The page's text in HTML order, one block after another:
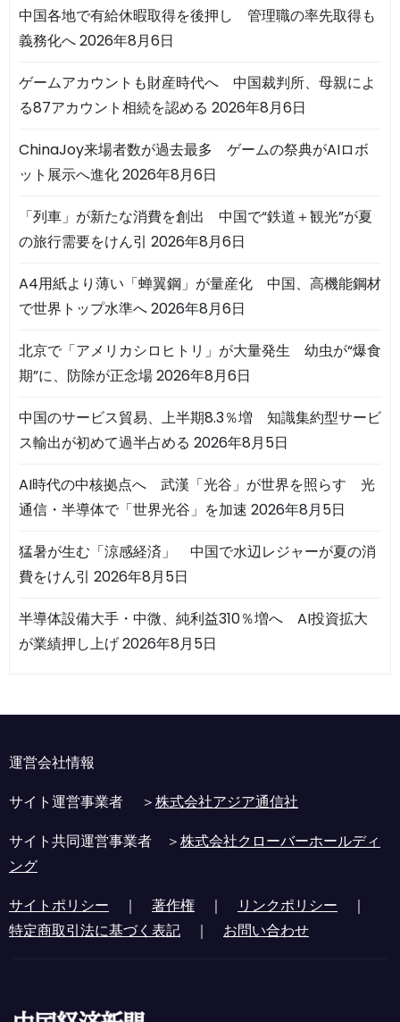
中国各地で有給休暇取得を後押し 管理職の率先取得も
義務化へ2026年8月6日
ゲームアカウントも財産時代へ 中国裁判所、母親によ
る87アカウント相続を認める 2026年8月6日
ChinaJoy来場者数が過去最多 ゲームの祭典がAIロボ
ット展示へ進化2026年8月6日
「列車」が新たな消費を創出 中国で“鉄道＋観光”が夏
の旅行需要をけん引 2026年8月6日
A4用紙より薄い「蝉翼鋼」が量産化 中国、高機能鋼材
で世界トップ水準へ2026年8月6日
北京で「アメリカシロヒトリ」が大量発生 幼虫が“爆食
期”に、防除が正念場2026年8月6日
中国のサービス貿易、上半期8.3％増 知識集約型サービ
ス輸出が初めて過半占める 2026年8月5日
AI時代の中核拠点へ 武漢「光谷」が世界を照らす 光
通信・半導体で「世界光谷」を加速 2026年8月5日
猛暑が生む「涼感経済」 中国で水辺レジャーが夏の消
費をけん引 2026年8月5日
半導体設備大手・中微、純利益310％増へ AI投資拡大
が業績押し上げ2026年8月5日
運営会社情報
サイト運営事業者 ＞株式会社アジア通信社
サイト共同運営事業者 ＞株式会社クローバーホールディ
ング
サイトポリシー ｜ 著作権 ｜ リンクポリシー ｜
特定商取引法に基づく表記 ｜ お問い合わせ